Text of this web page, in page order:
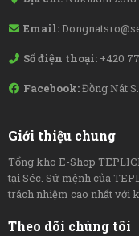
Email:
Số điện thoại: +420
Facebook:Đồng Nát
Giới thiệu chung
Tổng kho E-Shop
tại Séc. Sứ mệnh của
trách nhiệm cao nhất với
Theo dõi chúng tôi